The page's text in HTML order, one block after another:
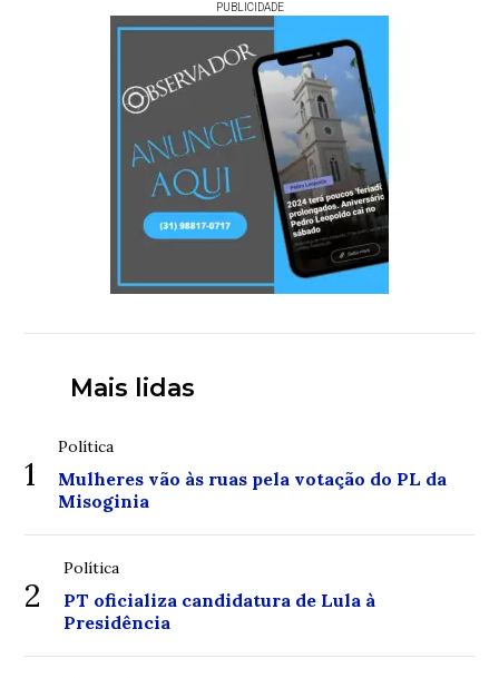
PUBLICIDADE
Mais lidas
1
Política
Mulheres vão às ruas pela votação do PL da
Misoginia
2
Política
PT oficializa candidatura de Lula à
Presidência